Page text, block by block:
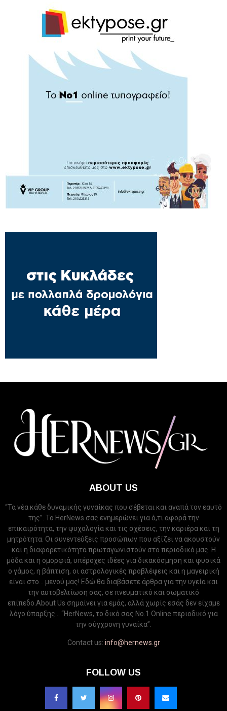
ABOUT US
“Τα νέα κάθε δυναμικής γυναίκας που σέβεται και αγαπά τον εαυτό
της”. Το HerNews σας ενημερώνει για ό,τι αφορά την
επικαιρότητα, την ψυχολογία και τις σχέσεις, την καριέρα και τη
μητρότητα. Οι συνεντεύξεις προσώπων που αξίζει να ακουστούν
και η διαφορετικότητα πρωταγωνιστούν στο περιοδικό μας. Η
μόδα και η ομορφιά, υπέροχες ιδέες για δικακόσμηση και φυσικά
ο γάμος, η βάπτιση, οι αστρολογικές προβλέψεις και η μαγειρική
είναι στο... μενού μας! Εδώ θα διαβάσετε άρθρα για την υγεία και
την αυτοβελτίωση σας, σε πνευματικό και σωματικό
επίπεδο.About Us σημαίνει για εμάς, αλλά χωρίς εσάς δεν είχαμε
λόγο ύπαρξης... “HerNews, το δικό σας Νo.1 Online περιοδικό για
την σύγχρονη γυναίκα”.
Contact us: info@hernews.gr
FOLLOW US